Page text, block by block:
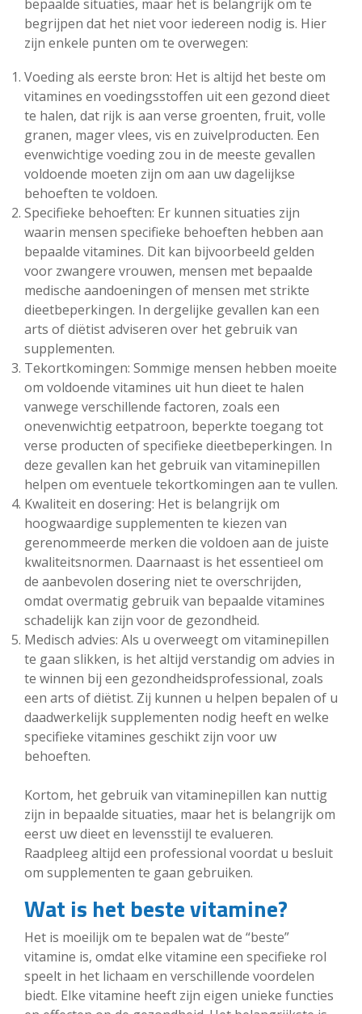
bepaalde situaties, maar het is belangrijk om te
begrijpen dat het niet voor iedereen nodig is. Hier
zijn enkele punten om te overwegen:
Voeding als eerste bron: Het is altijd het beste om
vitamines en voedingsstoffen uit een gezond dieet
te halen, dat rijk is aan verse groenten, fruit, volle
granen, mager vlees, vis en zuivelproducten. Een
evenwichtige voeding zou in de meeste gevallen
voldoende moeten zijn om aan uw dagelijkse
behoeften te voldoen.
Specifieke behoeften: Er kunnen situaties zijn
waarin mensen specifieke behoeften hebben aan
bepaalde vitamines. Dit kan bijvoorbeeld gelden
voor zwangere vrouwen, mensen met bepaalde
medische aandoeningen of mensen met strikte
dieetbeperkingen. In dergelijke gevallen kan een
arts of diëtist adviseren over het gebruik van
supplementen.
Tekortkomingen: Sommige mensen hebben moeite
om voldoende vitamines uit hun dieet te halen
vanwege verschillende factoren, zoals een
onevenwichtig eetpatroon, beperkte toegang tot
verse producten of specifieke dieetbeperkingen. In
deze gevallen kan het gebruik van vitaminepillen
helpen om eventuele tekortkomingen aan te vullen.
Kwaliteit en dosering: Het is belangrijk om
hoogwaardige supplementen te kiezen van
gerenommeerde merken die voldoen aan de juiste
kwaliteitsnormen. Daarnaast is het essentieel om
de aanbevolen dosering niet te overschrijden,
omdat overmatig gebruik van bepaalde vitamines
schadelijk kan zijn voor de gezondheid.
Medisch advies: Als u overweegt om vitaminepillen
te gaan slikken, is het altijd verstandig om advies in
te winnen bij een gezondheidsprofessional, zoals
een arts of diëtist. Zij kunnen u helpen bepalen of u
daadwerkelijk supplementen nodig heeft en welke
specifieke vitamines geschikt zijn voor uw
behoeften.
Kortom, het gebruik van vitaminepillen kan nuttig
zijn in bepaalde situaties, maar het is belangrijk om
eerst uw dieet en levensstijl te evalueren.
Raadpleeg altijd een professional voordat u besluit
om supplementen te gaan gebruiken.
Wat is het beste vitamine?
Het is moeilijk om te bepalen wat de “beste”
vitamine is, omdat elke vitamine een specifieke rol
speelt in het lichaam en verschillende voordelen
biedt. Elke vitamine heeft zijn eigen unieke functies